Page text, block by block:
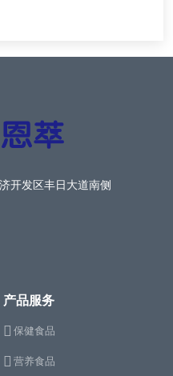
开发区丰日大道南侧
产品服务
保健食品
营养食品